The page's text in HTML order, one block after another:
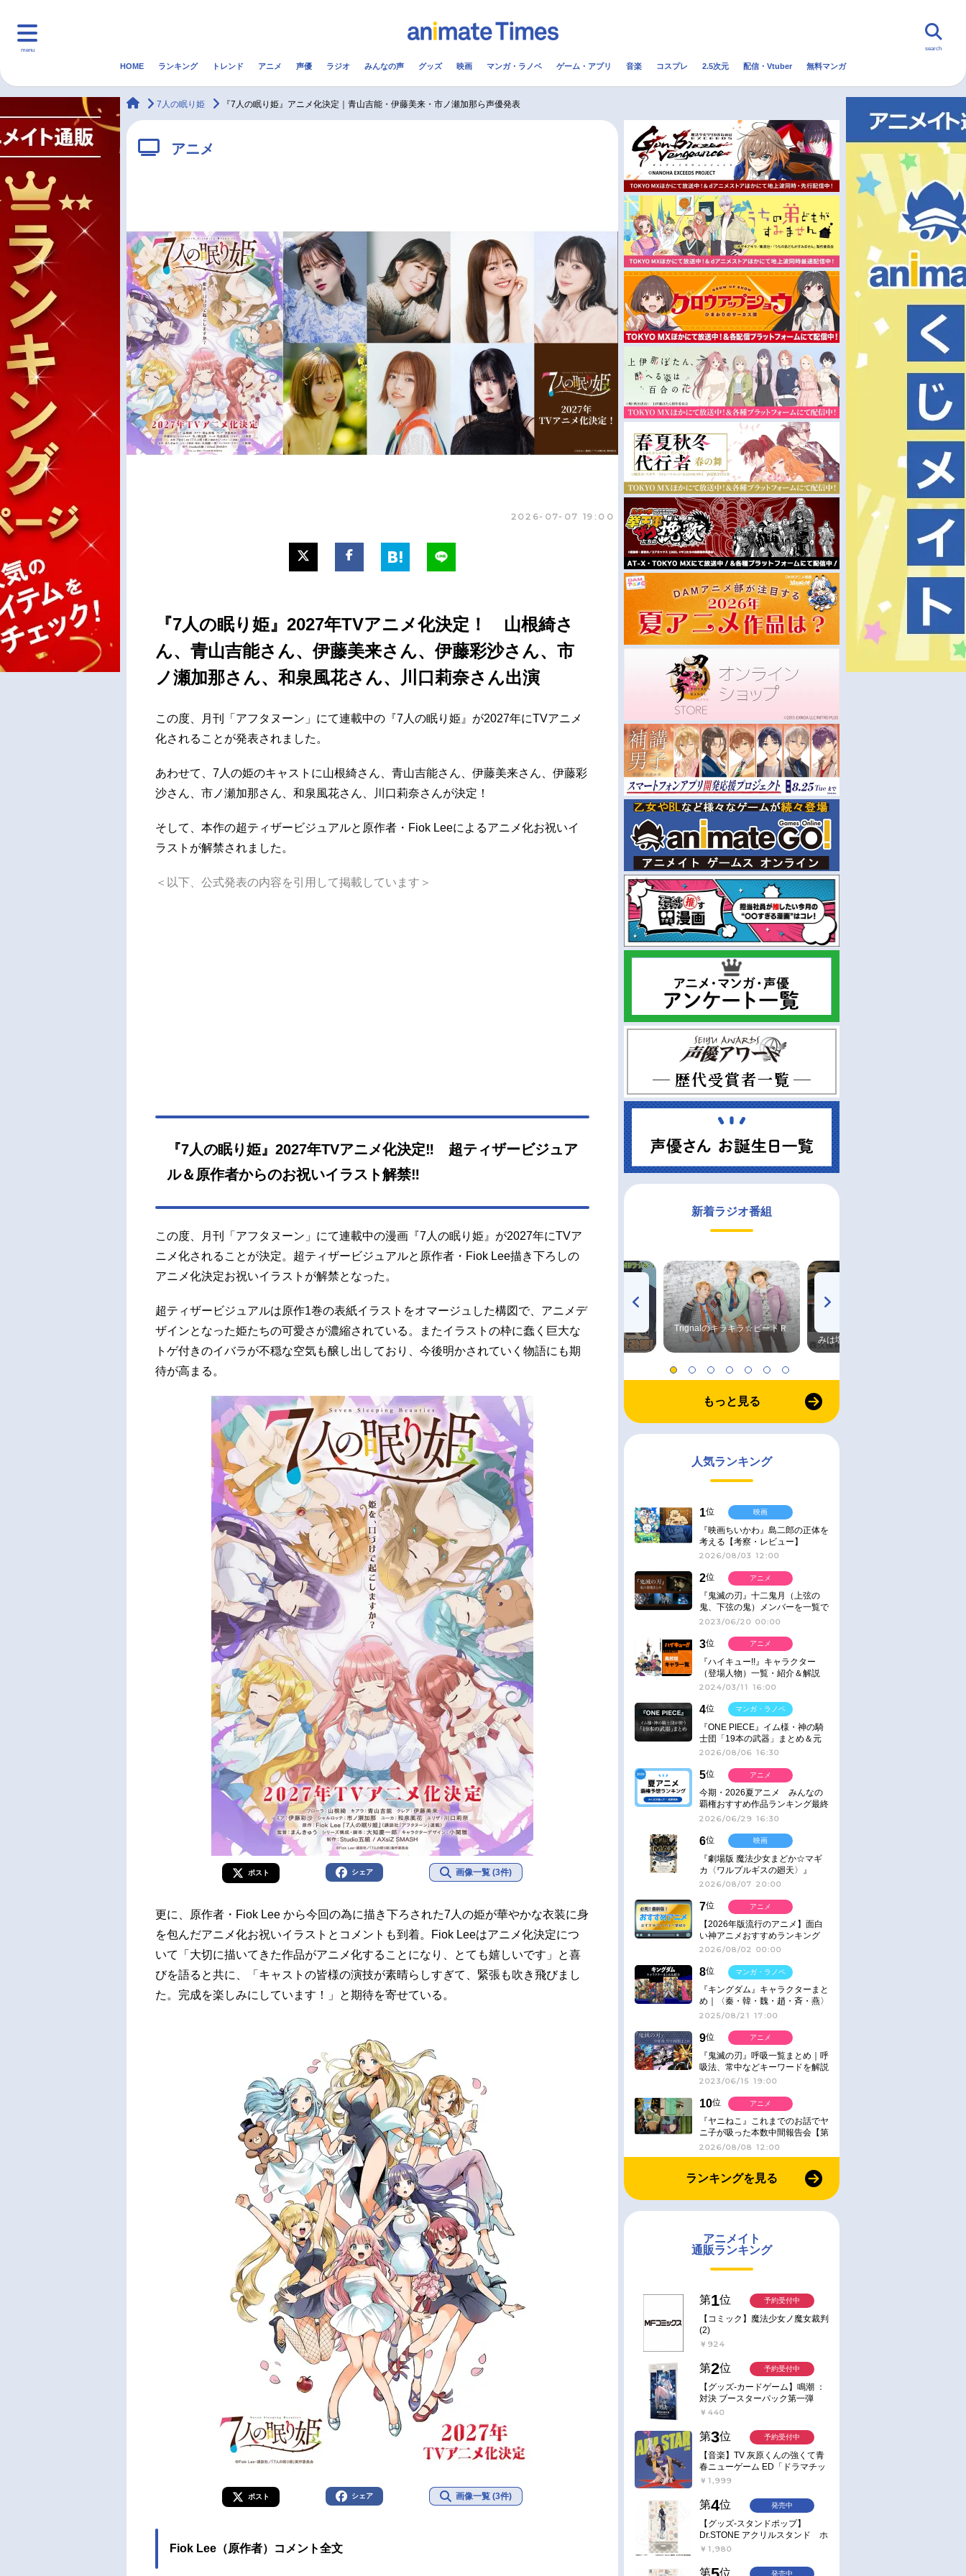
menu
マンガ・ラノベ ゲーム・アプリ 配信・Vtuber トレンド 無料マンガ
声優記事一覧 男性声優/女性声優一覧
今期アニメ曜日別一覧
夏アニメ
秋アニメ
冬アニメ
FOLLOW US
search
HOME ランキング トレンド アニメ 声優 ラジオ みんなの声 グッズ 映画 マンガ・ラノベ ゲーム・アプリ 音楽 コスプレ 2.5次元 配信・Vtuber 無料マンガ
animateTimes
7人の眠り姫 『7人の眠り姫』アニメ化決定｜青山吉能・伊藤美来・市ノ瀬加那ら声優発表
アニメ
2026-07-07 19:00
『7人の眠り姫』2027年TVアニメ化決定！ 山根綺さ
ん、青山吉能さん、伊藤美来さん、伊藤彩沙さん、市
ノ瀬加那さん、和泉風花さん、川口莉奈さん出演
この度、月刊「アフタヌーン」にて連載中の『7人の眠り姫』が2027年にTVアニメ
化されることが発表されました。
あわせて、7人の姫のキャストに山根綺さん、青山吉能さん、伊藤美来さん、伊藤彩
沙さん、市ノ瀬加那さん、和泉風花さん、川口莉奈さんが決定！
そして、本作の超ティザービジュアルと原作者・Fiok Leeによるアニメ化お祝いイ
ラストが解禁されました。
＜以下、公式発表の内容を引用して掲載しています＞
『7人の眠り姫』2027年TVアニメ化決定‼ 超ティザービジュア
ル＆原作者からのお祝いイラスト解禁‼
この度、月刊「アフタヌーン」にて連載中の漫画『7人の眠り姫』が2027年にTVア
ニメ化されることが決定。超ティザービジュアルと原作者・Fiok Lee描き下ろしの
アニメ化決定お祝いイラストが解禁となった。
超ティザービジュアルは原作1巻の表紙イラストをオマージュした構図で、アニメデ
ザインとなった姫たちの可愛さが濃縮されている。またイラストの枠に蠢く巨大な
トゲ付きのイバラが不穏な空気も醸し出しており、今後明かされていく物語にも期
待が高まる。
ポスト シェア 画像一覧 (3件)
更に、原作者・Fiok Lee から今回の為に描き下ろされた7人の姫が華やかな衣装に身
を包んだアニメ化お祝いイラストとコメントも到着。Fiok Leeはアニメ化決定につ
いて「大切に描いてきた作品がアニメ化することになり、とても嬉しいです」と喜
びを語ると共に、「キャストの皆様の演技が素晴らしすぎて、緊張も吹き飛びまし
た。完成を楽しみにしています！」と期待を寄せている。
ポスト シェア 画像一覧 (3件)
Fiok Lee（原作者）コメント全文
新着ラジオ番組
TVアニメ『戦隊大失格』
radio 大直会 2nd season
ハイキュー!! 烏野高校放送部! Trignalのキラキラ☆ビートＲ
みは塩だけ
もっと見る
人気ランキング
1位
『映画ちいかわ』島二郎の正体を
考える【考察・レビュー】
2026/08/03 12:00
映画
2位
『鬼滅の刃』十二鬼月（上弦の
鬼、下弦の鬼）メンバーを一覧で
紹介＆解説（登場鬼の情報まと
2023/06/20 00:00
アニメ
3位
『ハイキュー!!』キャラクター
（登場人物）一覧・紹介＆解説
2024/03/11 16:00
アニメ
4位
『ONE PIECE』イム様・神の騎
士団「19本の武器」まとめ＆元
ネタ
2026/08/06 16:30
マンガ・ラノベ
5位
今期・2026夏アニメ みんなの
覇権おすすめ作品ランキング最終
結果発表！
2026/06/29 16:30
アニメ
6位
『劇場版 魔法少女まどか☆マギ
カ〈ワルプルギスの廻天〉』
IMAX同時公開決定
2026/08/07 20:00
映画
7位
【2026年版流行のアニメ】面白
い神アニメおすすめランキング
【名作・話題作】｜ジャンル別人
2026/08/02 00:00
アニメ
8位
『キングダム』キャラクターまと
め｜〈秦・韓・魏・趙・斉・燕〉
2025/08/21 17:00
マンガ・ラノベ
9位
『鬼滅の刃』呼吸一覧まとめ｜呼
吸法、常中などキーワードを解説
2023/06/15 19:00
アニメ
10位
『ヤニねこ』これまでのお話でヤ
ニ子が吸った本数中間報告会【第
6話レビュー】
2026/08/08 12:00
アニメ
ランキングを見る
アニメイト
通販ランキング
第1位
【コミック】魔法少女ノ魔女裁判
(2)
￥924
予約受付中
第2位
【グッズ-カードゲーム】鳴潮 ：
対決 ブースターパック第一弾
【ポイント2倍】
￥440
予約受付中
第3位
【音楽】TV 灰原くんの強くて青
春ニューゲーム ED「ドラマチッ
ク逃避行」収録シングル AIM
￥1,999
予約受付中
第4位
【グッズ-スタンドポップ】
Dr.STONE アクリルスタンド ホ
ワイマンといっしょver. スタン
￥1,980
発売中
第 位 発売中